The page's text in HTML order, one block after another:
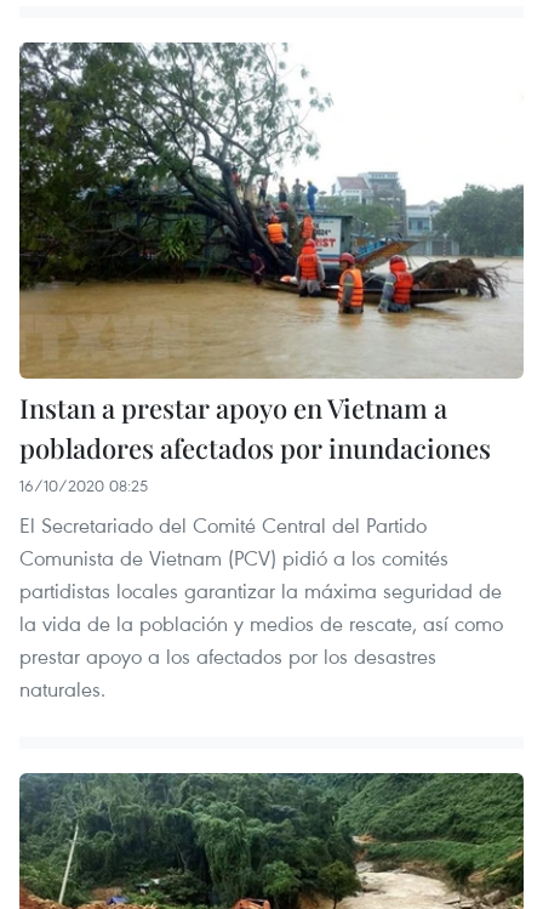
Instan a prestar apoyo en Vietnam a
pobladores afectados por inundaciones
16/10/2020 08:25
El Secretariado del Comité Central del Partido
Comunista de Vietnam (PCV) pidió a los comités
partidistas locales garantizar la máxima seguridad de
la vida de la población y medios de rescate, así como
prestar apoyo a los afectados por los desastres
naturales.